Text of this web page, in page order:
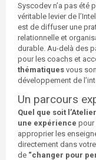
Syscodev n’a pas été
véritable levier de
est de diffuser une
relationnelle et
durable. Au-delà des
pour les coachs et
thématiques vous
développement de
Un parcours
Quel que soit
une expérience pour
approprier les
directement dans
de “changer pour